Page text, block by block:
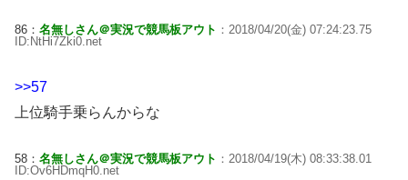
86： 名無しさん＠実況で競馬板アウト ：2018/04/20(金) 07:24:23.75
ID:NtHi7Zki0.net
>>57
上位騎手乗らんからな
58： 名無しさん＠実況で競馬板アウト ：2018/04/19(木) 08:33:38.01
ID:Ov6HDmqH0.net